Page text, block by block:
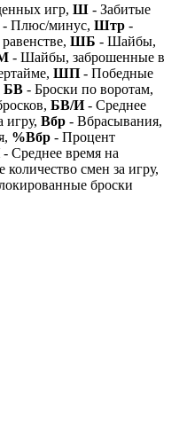
игр, Ш - Забитые
- Плюс/минус, Штр -
ШБ - Шайбы,
- Шайбы, заброшенные в
ШП - Победные
БВ - Броски по воротам,
БВ/И- Среднее
игру, Вбр - Вбрасывания,
%Вбр - Процент
- Среднее время на
смен за игру,
броски